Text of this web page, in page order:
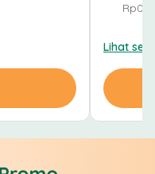
Rp0
Lihat